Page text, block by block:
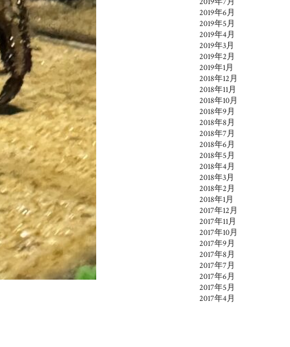
2019年6月
2019年5月
2019年4月
2019年3月
2019年2月
2019年1月
2018年12月
2018年11月
2018年10月
2018年9月
2018年8月
2018年7月
2018年6月
2018年5月
2018年4月
2018年3月
2018年2月
2018年1月
2017年12月
2017年11月
2017年10月
2017年9月
2017年8月
2017年7月
2017年6月
2017年5月
2017年4月